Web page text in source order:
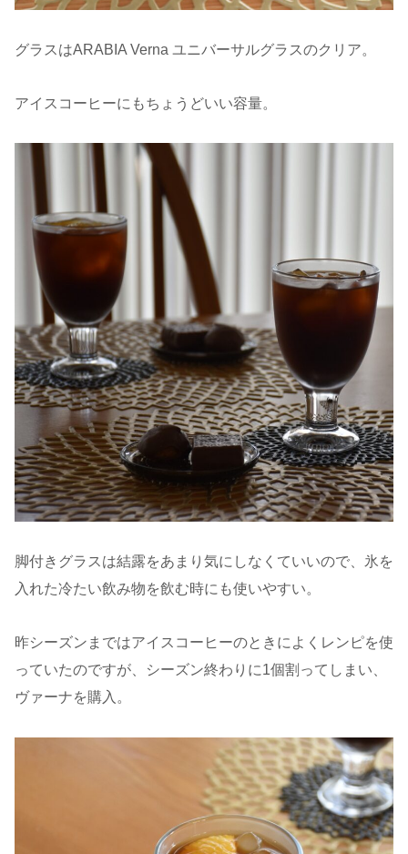
グラスはARABIA Verna ユニバーサルグラスのクリア。
アイスコーヒーにもちょうどいい容量。
脚付きグラスは結露をあまり気にしなくていいので、氷を
入れた冷たい飲み物を飲む時にも使いやすい。
昨シーズンまではアイスコーヒーのときによくレンピを使
っていたのですが、シーズン終わりに1個割ってしまい、
ヴァーナを購入。